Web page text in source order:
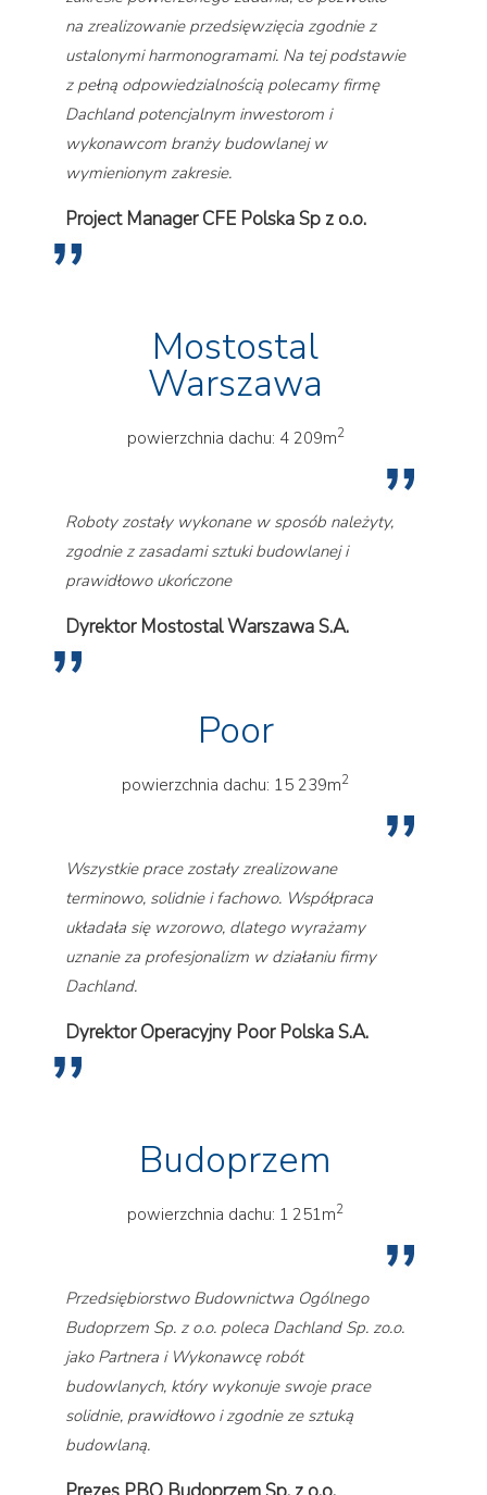
na zrealizowanie przedsięwzięcia zgodnie z
ustalonymi harmonogramami. Na tej podstawie
z pełną odpowiedzialnością polecamy firmę
Dachland potencjalnym inwestorom i
wykonawcom branży budowlanej w
wymienionym zakresie.
Project Manager CFE Polska Sp z o.o.
Mostostal
Warszawa
powierzchnia dachu: 4 209m2
Roboty zostały wykonane w sposób należyty,
zgodnie z zasadami sztuki budowlanej i
prawidłowo ukończone
Dyrektor Mostostal Warszawa S.A.
Poor
powierzchnia dachu: 15 239m2
Wszystkie prace zostały zrealizowane
terminowo, solidnie i fachowo. Współpraca
układała się wzorowo, dlatego wyrażamy
uznanie za profesjonalizm w działaniu firmy
Dachland.
Dyrektor Operacyjny Poor Polska S.A.
Budoprzem
powierzchnia dachu: 1 251m2
Przedsiębiorstwo Budownictwa Ogólnego
Budoprzem Sp. z o.o. poleca Dachland Sp. zo.o.
jako Partnera i Wykonawcę robót
budowlanych, który wykonuje swoje prace
solidnie, prawidłowo i zgodnie ze sztuką
budowlaną.